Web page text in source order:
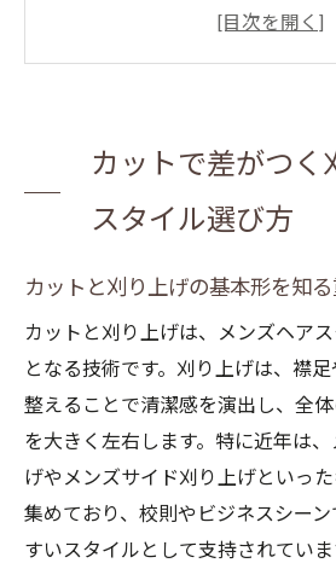
メンズ髪型で人気の刈り
カット視点で見る刈り上
の差
カット技術が活きるツー
法
刈り上げとツーブロック
理
カットで差がつく段差と
違い
就活にも安心な清潔感カット
カットで差がつく
スタイル選び方
カットと刈り上げの基本形を知
カットと刈り上げは、メンズヘア
となる技術です。刈り上げは、襟
整えることで清潔感を演出し、全
を大きく左右します。特に近年は
げやメンズサイド刈り上げといっ
集めており、校則やビジネスシー
すいスタイルとして支持されていま